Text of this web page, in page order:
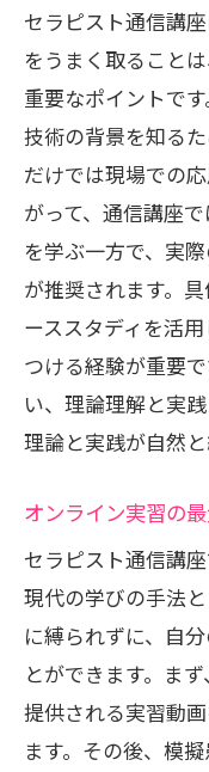
セラピスト通信講
をうまく取ること
重要なポイントで
技術の背景を知る
だけでは現場での
がって、通信講座
を学ぶ一方で、実
が推奨されます。
ーススタディを活
つける経験が重要
い、理論理解と実
理論と実践が自然
オンライン実習の
セラピスト通信講
現代の学びの手法
に縛られずに、自
とができます。ま
提供される実習動
ます。その後、模